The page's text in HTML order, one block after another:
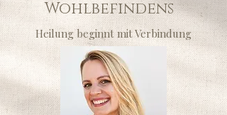
Wohlbefindens
Heilung beginnt mit Verbindung